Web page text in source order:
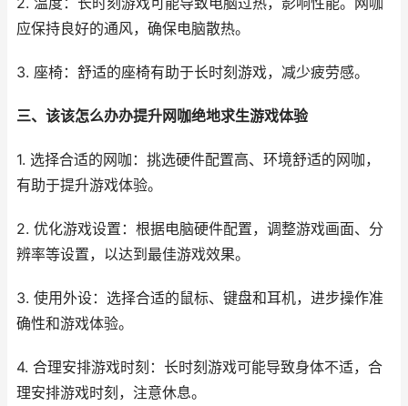
应保持良好的通风，确保电脑散热。
3. 座椅：舒适的座椅有助于长时刻游戏，减少疲劳感。
三、该该怎么办办提升网咖绝地求生游戏体验
1. 选择合适的网咖：挑选硬件配置高、环境舒适的网咖，
有助于提升游戏体验。
2. 优化游戏设置：根据电脑硬件配置，调整游戏画面、分
辨率等设置，以达到最佳游戏效果。
3. 使用外设：选择合适的鼠标、键盘和耳机，进步操作准
确性和游戏体验。
4. 合理安排游戏时刻：长时刻游戏可能导致身体不适，合
理安排游戏时刻，注意休息。